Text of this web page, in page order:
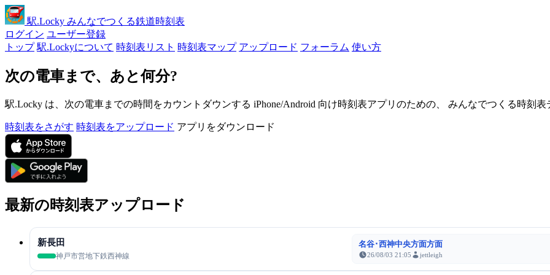
駅.Locky みんなでつくる鉄道時刻表
ログイン ユーザー登録
トップ 駅.Lockyについて 時刻表リスト 時刻表マップ アップロード フォーラム 使い方
次の電車まで、あと何分?
駅.Locky は、次の電車までの時間をカウントダウンする iPhone/Android 向け時刻表アプリのための、 みんなでつくる時刻表
時刻表をさがす 時刻表をアップロード アプリをダウンロード
最新の時刻表アップロード
新長田
神戸市営地下鉄西神線
名谷･西神中央方面方面
26/08/03 21:05 jettleigh